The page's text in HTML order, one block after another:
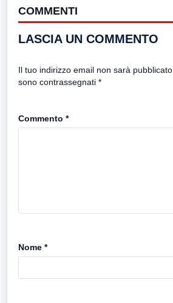
COMMENTI
LASCIA UN COMMENTO
Il tuo indirizzo email non sarà pubblicato.
sono contrassegnati *
Commento *
Nome *